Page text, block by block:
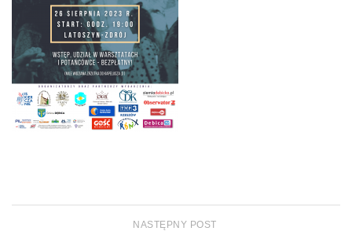
NASTĘPNY POST